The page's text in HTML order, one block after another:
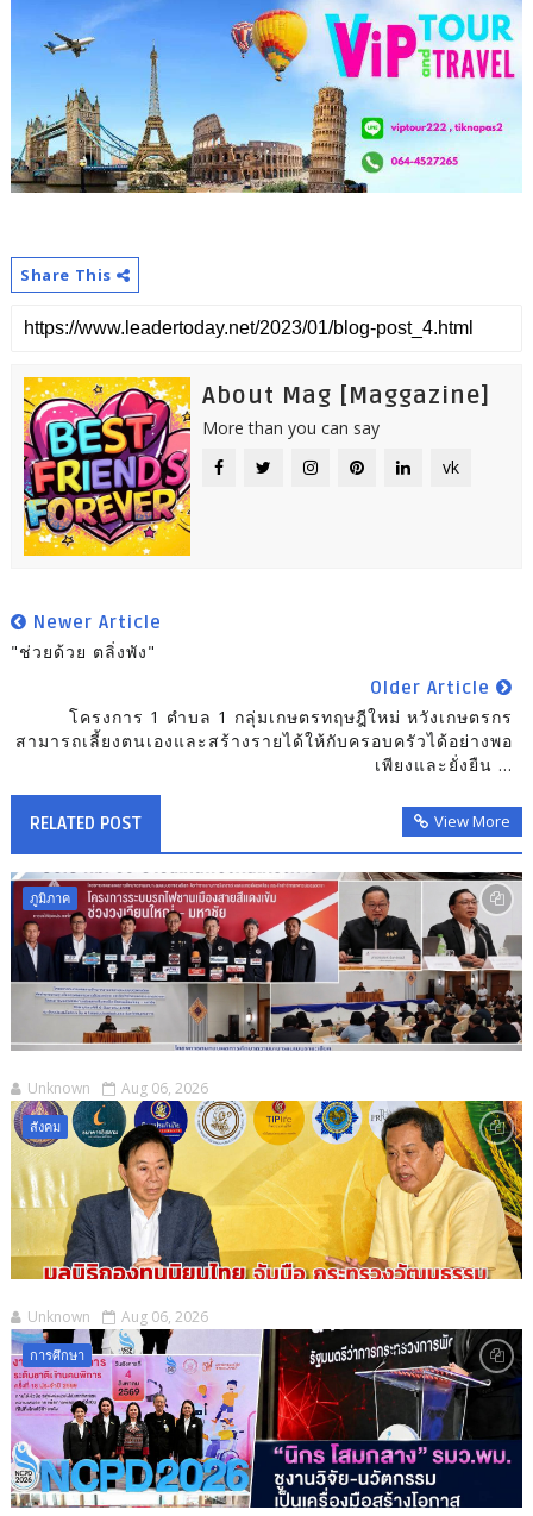
Share This
About Mag [Maggazine]
More than you can say
vk
Newer Article
"ช่วยด้วย ตลิ่งพัง"
Older Article
โครงการ 1 ตำบล 1 กลุ่มเกษตรทฤษฎีใหม่ หวังเกษตรกร
สามารถเลี้ยงตนเองและสร้างรายได้ให้กับครอบครัวได้อย่างพอ
เพียงและยั่งยืน ...
RELATED POST View More
ภูมิภาค
Unknown Aug 06, 2026
สังคม
Unknown Aug 06, 2026
การศึกษา